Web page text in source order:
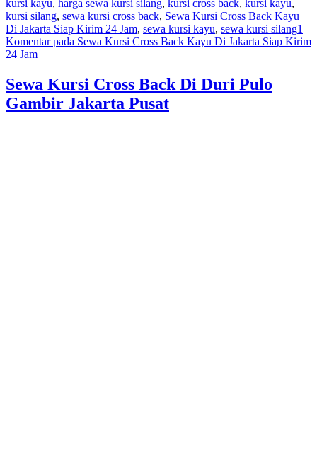
kursi kayu, harga sewa kursi silang, kursi cross back, kursi kayu,
kursi silang, sewa kursi cross back, Sewa Kursi Cross Back Kayu
Di Jakarta Siap Kirim 24 Jam, sewa kursi kayu, sewa kursi silang1
Komentarpada Sewa Kursi Cross Back Kayu Di Jakarta Siap Kirim
24 Jam
Sewa Kursi Cross Back Di Duri Pulo
Gambir Jakarta Pusat